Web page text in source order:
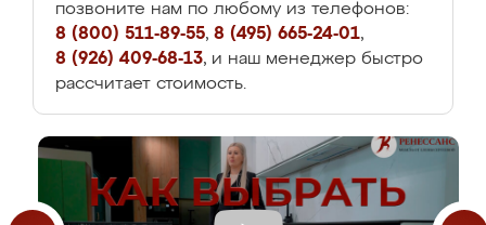
позвоните нам по любому из телефонов:
8 (800) 511-89-55, 8 (495) 665-24-01,
8 (926) 409-68-13, и наш менеджер быстро
рассчитает стоимость.